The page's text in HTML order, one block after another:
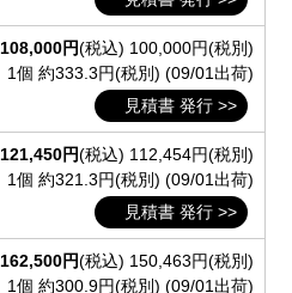
108,000円(税込) 100,000円(税別)
1個 約333.3円(税別) (09/01出荷)
見積書 発行 >>
121,450円(税込) 112,454円(税別)
1個 約321.3円(税別) (09/01出荷)
見積書 発行 >>
162,500円(税込) 150,463円(税別)
1個 約300.9円(税別) (09/01出荷)